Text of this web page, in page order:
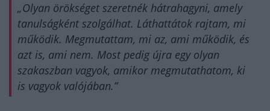
„Olyan örökséget szeretnék hátrahagyni, amely
tanulságként szolgálhat. Láthattátok rajtam, mi
működik. Megmutattam, mi az, ami működik, és
azt is, ami nem. Most pedig újra egy olyan
szakaszban vagyok, amikor megmutathatom, ki
is vagyok valójában.”